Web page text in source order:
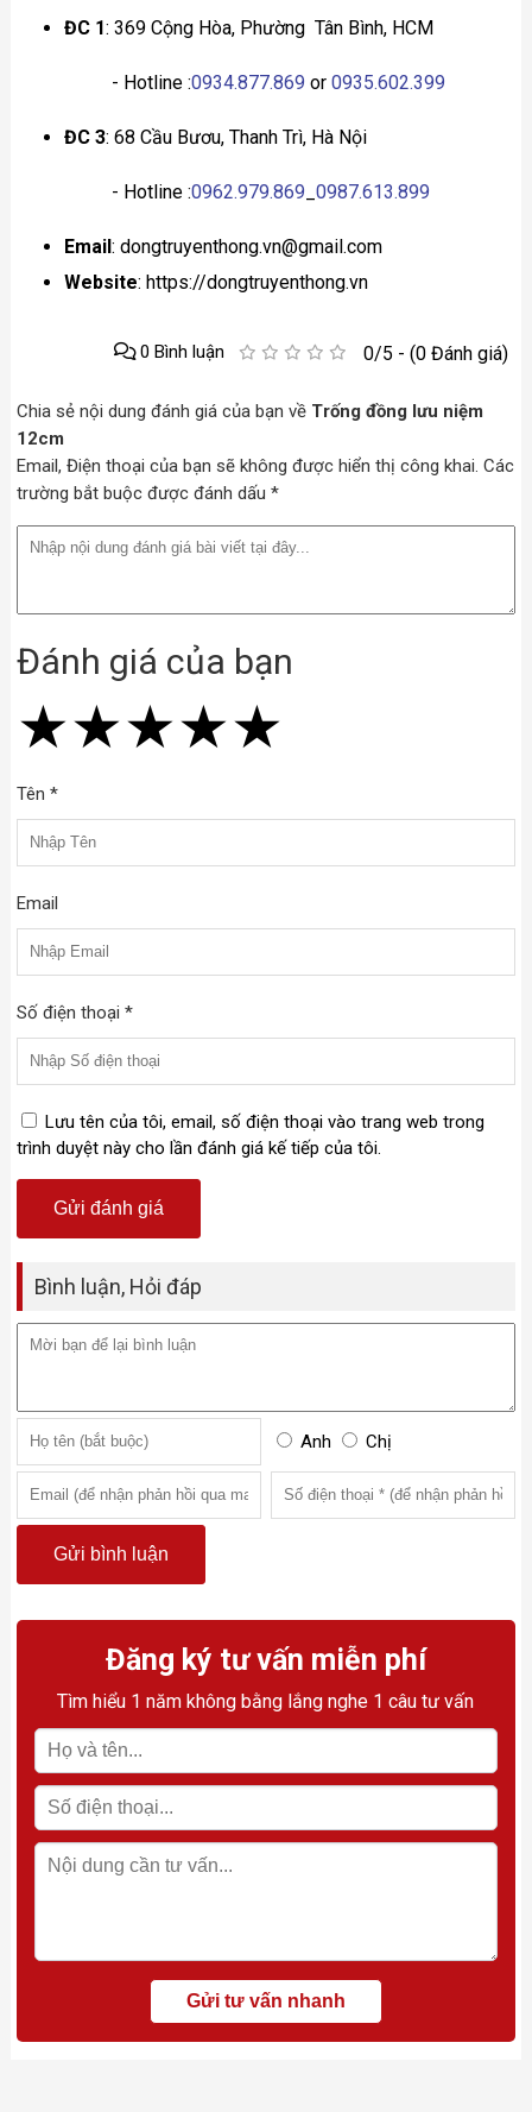
ĐC 1: 369 Cộng Hòa, Phường Tân Bình, HCM
- Hotline :0934.877.869 or 0935.602.399
ĐC 3: 68 Cầu Bươu, Thanh Trì, Hà Nội
- Hotline :0962.979.869 0987.613.899
Email: dongtruyenthong.vn@gmail.com
Website: https://dongtruyenthong.vn
0/5 - (0 Đánh giá)
0 Bình luận
Chia sẻ nội dung đánh giá của bạn về Trống đồng lưu niệm
12cm
Email, Điện thoại của bạn sẽ không được hiển thị công khai. Các
trường bắt buộc được đánh dấu *
Đánh giá của bạn
★
★★
★★★
★★★★
★★★★★
Tên *
Email
Số điện thoại *
Lưu tên của tôi, email, số điện thoại vào trang web trong
trình duyệt này cho lần đánh giá kế tiếp của tôi.
Bình luận, Hỏi đáp
Anh Chị
Đăng ký tư vấn miễn phí
Tìm hiểu 1 năm không bằng lắng nghe 1 câu tư vấn